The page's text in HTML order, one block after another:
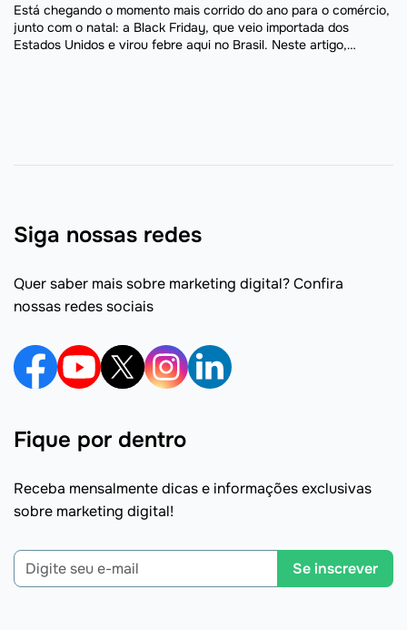
Está chegando o momento mais corrido do ano para o comércio,
junto com o natal: a Black Friday, que veio importada dos
Estados Unidos e virou febre aqui no Brasil. Neste artigo,
Siga nossas redes
Quer saber mais sobre marketing digital? Confira
nossas redes sociais
Fique por dentro
Receba mensalmente dicas e informações exclusivas
sobre marketing digital!
Se inscrever